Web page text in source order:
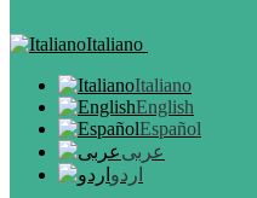
Italiano
Italiano
English
Español
عربى
اردو